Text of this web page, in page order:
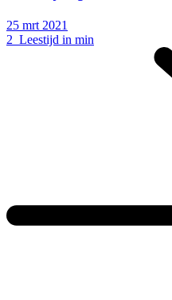
25 mrt 2021
2 Leestijd in min